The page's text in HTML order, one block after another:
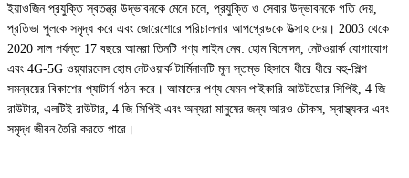
ইয়াওজিন প্রযুক্তি স্বতন্ত্র উদ্ভাবনকে মেনে চলে, প্রযুক্তি ও সেবার উদ্ভাবনকে গতি দেয়,
প্রতিভা পুলকে সমৃদ্ধ করে এবং জোরেশোরে পরিচালনার আপগ্রেডকে উত্সাহ দেয়। 2003 থেকে
2020 সাল পর্যন্ত 17 বছরে আমরা তিনটি পণ্য লাইন নেব: হোম বিনোদন, নেটওয়ার্ক যোগাযোগ
এবং 4G-5G ওয়্যারলেস হোম নেটওয়ার্ক টার্মিনালটি মূল স্তম্ভ হিসাবে ধীরে ধীরে বহু-শিল্প
সমন্বয়ের বিকাশের প্যাটার্ন গঠন করে। আমাদের পণ্য যেমন পাইকারি আউটডোর সিপিই, 4 জি
রাউটার, এলটিই রাউটার, 4 জি সিপিই এবং অন্যরা মানুষের জন্য আরও চৌকস, স্বাস্থ্যকর এবং
সমৃদ্ধ জীবন তৈরি করতে পারে।